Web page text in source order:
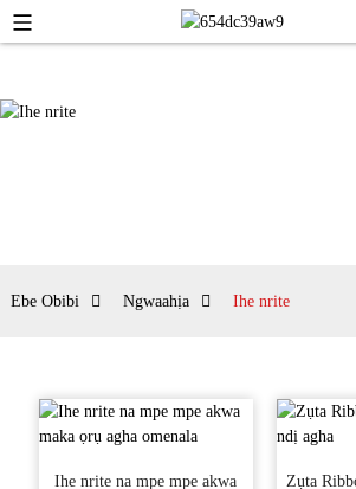
Ebe Obibi Ngwaahịa Ihe nrite
Ihe nrite na mpe mpe akwa
Zụta